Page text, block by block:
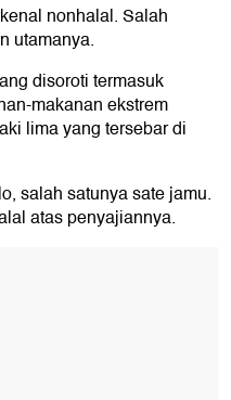
nonhalal. Salah
utamanya.
disoroti termasuk
makanan ekstrem
lima yang tersebar di
salah satunya sate jamu.
atas penyajiannya.